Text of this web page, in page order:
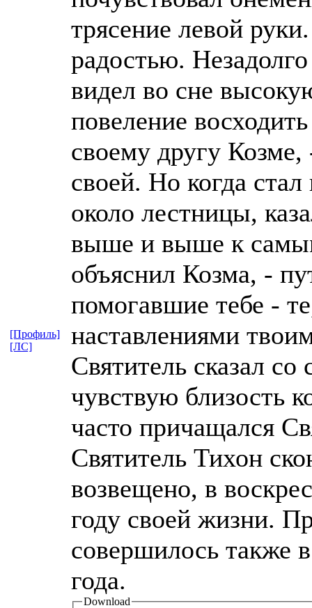
трясение левой
радостью.
видел во сне
повеление
своему другу Козме,
своей. Но когда
около лестницы,
выше и выше к
объяснил Козма, -
помогавшие тебе -
наставлениями
Святитель сказал
чувствую близость
часто причащался
Святитель Тихон
возвещено, в
году своей жизни.
совершилось также
года.
Download
[Профиль]
[ЛС]